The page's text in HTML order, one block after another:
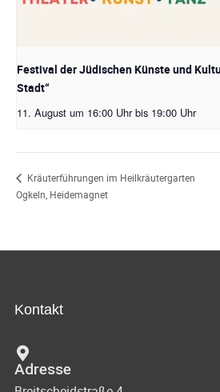
Festival der Jüdischen Künste und
Stadt“
11. August um 16:00 Uhr bis 19:00 Uhr
Kräuterführungen im Heilkräutergarten
Ogkeln, Heidemagnet
Kontakt
Adresse